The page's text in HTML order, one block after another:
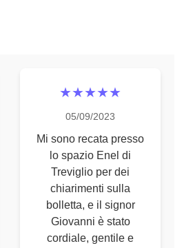
★★★★★
05/09/2023
Mi sono recata presso
lo spazio Enel di
Treviglio per dei
chiarimenti sulla
bolletta, e il signor
Giovanni è stato
cordiale, gentile e